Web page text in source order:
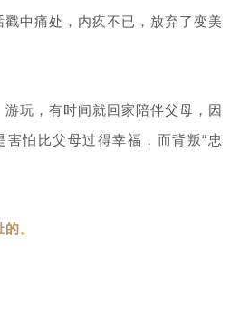
中痛处，内疚不已，放弃了变美
玩，有时间就回家陪伴父母，因
害怕比父母过得幸福，而背叛“忠
。